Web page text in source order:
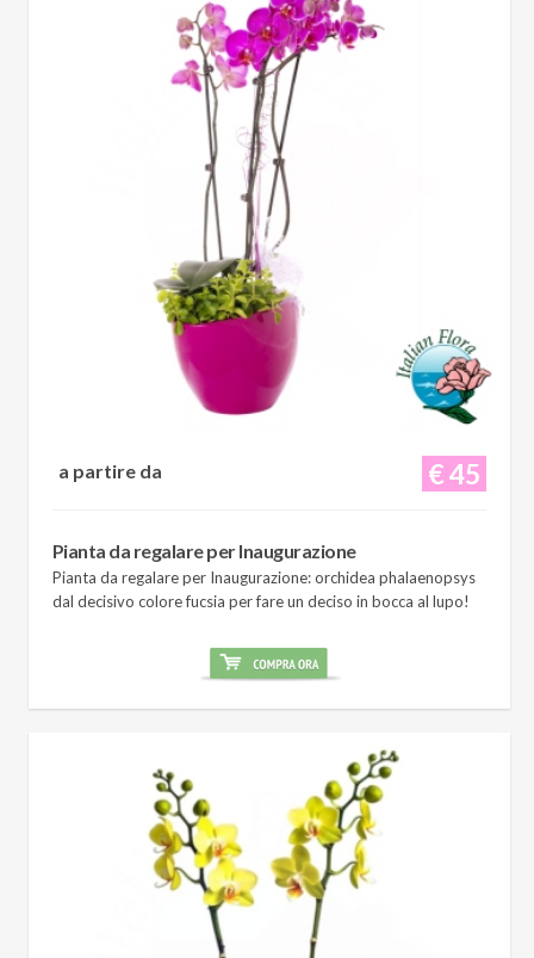
€ 45
a partire da
Pianta da regalare per Inaugurazione
Pianta da regalare per Inaugurazione: orchidea phalaenopsys
dal decisivo colore fucsia per fare un deciso in bocca al lupo!